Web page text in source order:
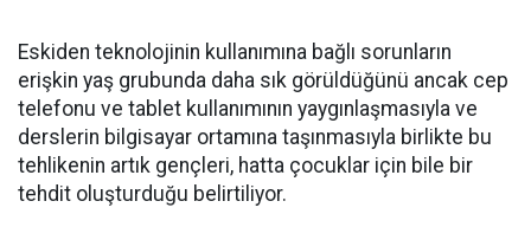
Eskiden teknolojinin kullanımına bağlı sorunların
erişkin yaş grubunda daha sık görüldüğünü ancak cep
telefonu ve tablet kullanımının yaygınlaşmasıyla ve
derslerin bilgisayar ortamına taşınmasıyla birlikte bu
tehlikenin artık gençleri, hatta çocuklar için bile bir
tehdit oluşturduğu belirtiliyor.